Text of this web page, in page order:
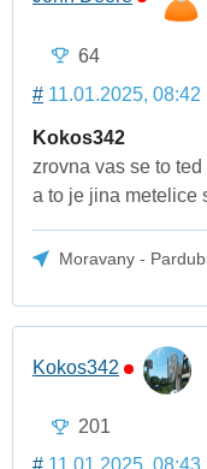
64
# 11.01.2025, 08:42
Kokos342
zrovna vas se to
a to je jina metelice
Moravany -
Kokos342
201
# 11.01.2025, 08:43